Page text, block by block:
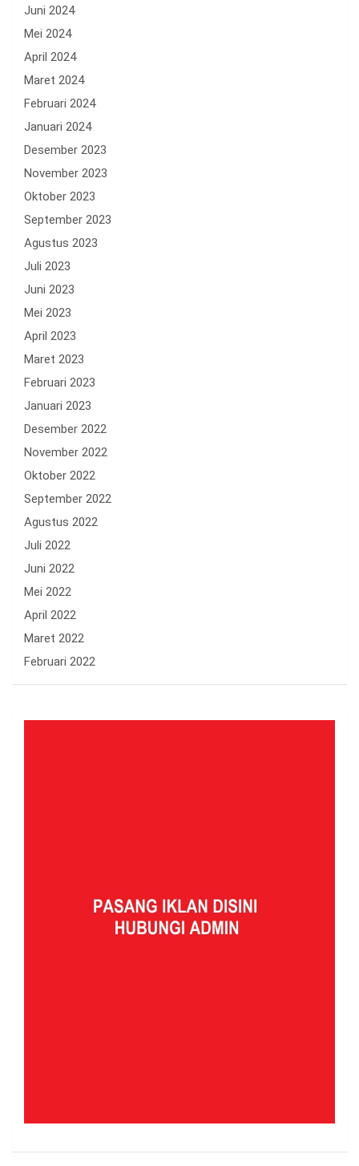
Juni 2024
Mei 2024
April 2024
Maret 2024
Februari 2024
Januari 2024
Desember 2023
November 2023
Oktober 2023
September 2023
Agustus 2023
Juli 2023
Juni 2023
Mei 2023
April 2023
Maret 2023
Februari 2023
Januari 2023
Desember 2022
November 2022
Oktober 2022
September 2022
Agustus 2022
Juli 2022
Juni 2022
Mei 2022
April 2022
Maret 2022
Februari 2022